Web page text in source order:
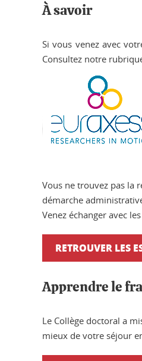
À savoir
Si vous venez avec
Consultez notre
Vous ne trouvez pas la
démarche
Venez échanger avec
RETROUVER LES
Apprendre le
Le Collège doctoral a
mieux de votre séjour